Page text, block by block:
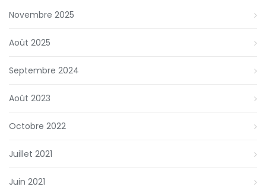
Novembre 2025
Août 2025
Septembre 2024
Août 2023
Octobre 2022
Juillet 2021
Juin 2021